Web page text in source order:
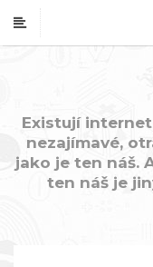
Existují
nezajímavé,
jako je ten náš.
ten náš je